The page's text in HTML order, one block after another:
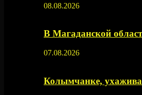
08.08.2026
В Магаданской
07.08.2026
Колымчанке,